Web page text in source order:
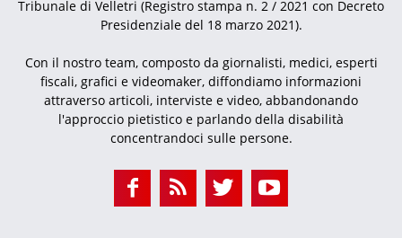
Tribunale di Velletri (Registro stampa n. 2 / 2021 con Decreto
Presidenziale del 18 marzo 2021).
Con il nostro team, composto da giornalisti, medici, esperti
fiscali, grafici e videomaker, diffondiamo informazioni
attraverso articoli, interviste e video, abbandonando
l'approccio pietistico e parlando della disabilità
concentrandoci sulle persone.